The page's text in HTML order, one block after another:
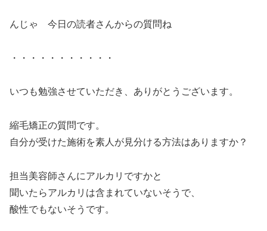
んじゃ 今日の読者さんからの質問ね
・・・・・・・・・・・
いつも勉強させていただき、ありがとうございます。
縮毛矯正の質問です。
自分が受けた施術を素人が見分ける方法はありますか？
担当美容師さんにアルカリですかと
聞いたらアルカリは含まれていないそうで、
酸性でもないそうです。